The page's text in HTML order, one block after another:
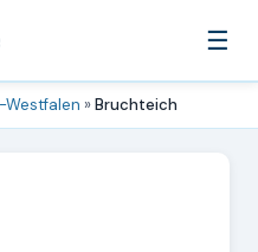
☰
»Bruchteich